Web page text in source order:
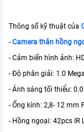
Thông số kỹ thuật của
- Camera thân hồng
- Cảm biến hình ảnh:
- Độ phân giải: 1.0
- Ánh sáng tối thiểu:
- Ống kính: 2,8- 12 mm
- Hồng ngoại: 42pcs IR